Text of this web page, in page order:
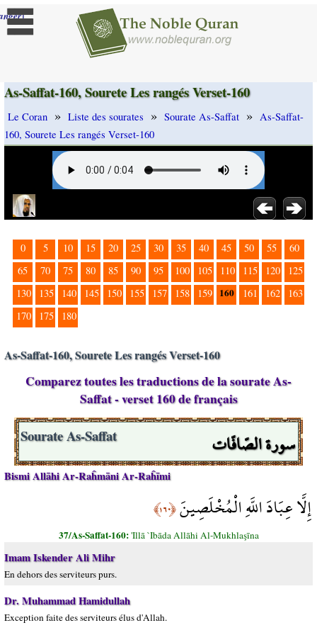
]
As-Saffat-160, Sourete Les rangés Verset-160
Le Coran » Liste des sourates » Sourate As-Saffat » As-Saffat-
160, Sourete Les rangés Verset-160
0 5 10 15 20 25 30 35 40 45 50 55
60
65
70 75 80 85 90 95 100 105 110 115 120
125
130
135 140 145 150 155 157 158 159 160 161 162
163
170
175 180
As-Saffat-160, Sourete Les rangés Verset-160
Comparez toutes les traductions de la sourate As-
Saffat - verset 160 de français
سورة الصّافّات Sourate As-Saffat
Bismi Allāhi Ar-Raĥmāni Ar-Raĥīmi
إِلَّا عِبَادَ اللَّهِ الْمُخْلَصِينَ﴿١٦٠﴾
37/As-Saffat-160:'Illā `Ibāda Allāhi Al-Mukhlaşīna
Imam Iskender Ali Mihr
En dehors des serviteurs purs.
Dr. Muhammad Hamidullah
Exception faite des serviteurs élus d'Allah.